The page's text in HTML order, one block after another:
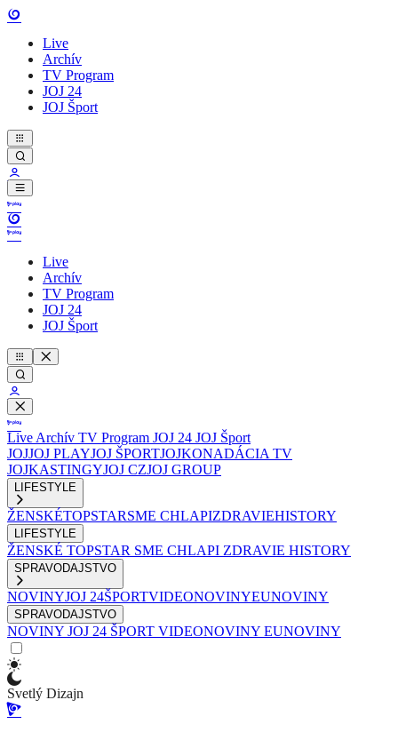
Live
Archív
TV Program
JOJ 24
JOJ Šport
Live
Archív
TV Program
JOJ 24
JOJ Šport
Live Archív TV Program JOJ 24 JOJ Šport
JOJJOJ PLAYJOJ ŠPORTJOJKONADÁCIA TV
JOJKASTINGYJOJ CZJOJ GROUP
LIFESTYLE
ŽENSKÉTOPSTARSME CHLAPIZDRAVIEHISTORY
LIFESTYLE
ŽENSKÉ TOPSTAR SME CHLAPI ZDRAVIE HISTORY
SPRAVODAJSTVO
NOVINYJOJ 24ŠPORTVIDEONOVINYEUNOVINY
SPRAVODAJSTVO
NOVINY JOJ 24 ŠPORT VIDEONOVINY EUNOVINY
Svetlý Dizajn